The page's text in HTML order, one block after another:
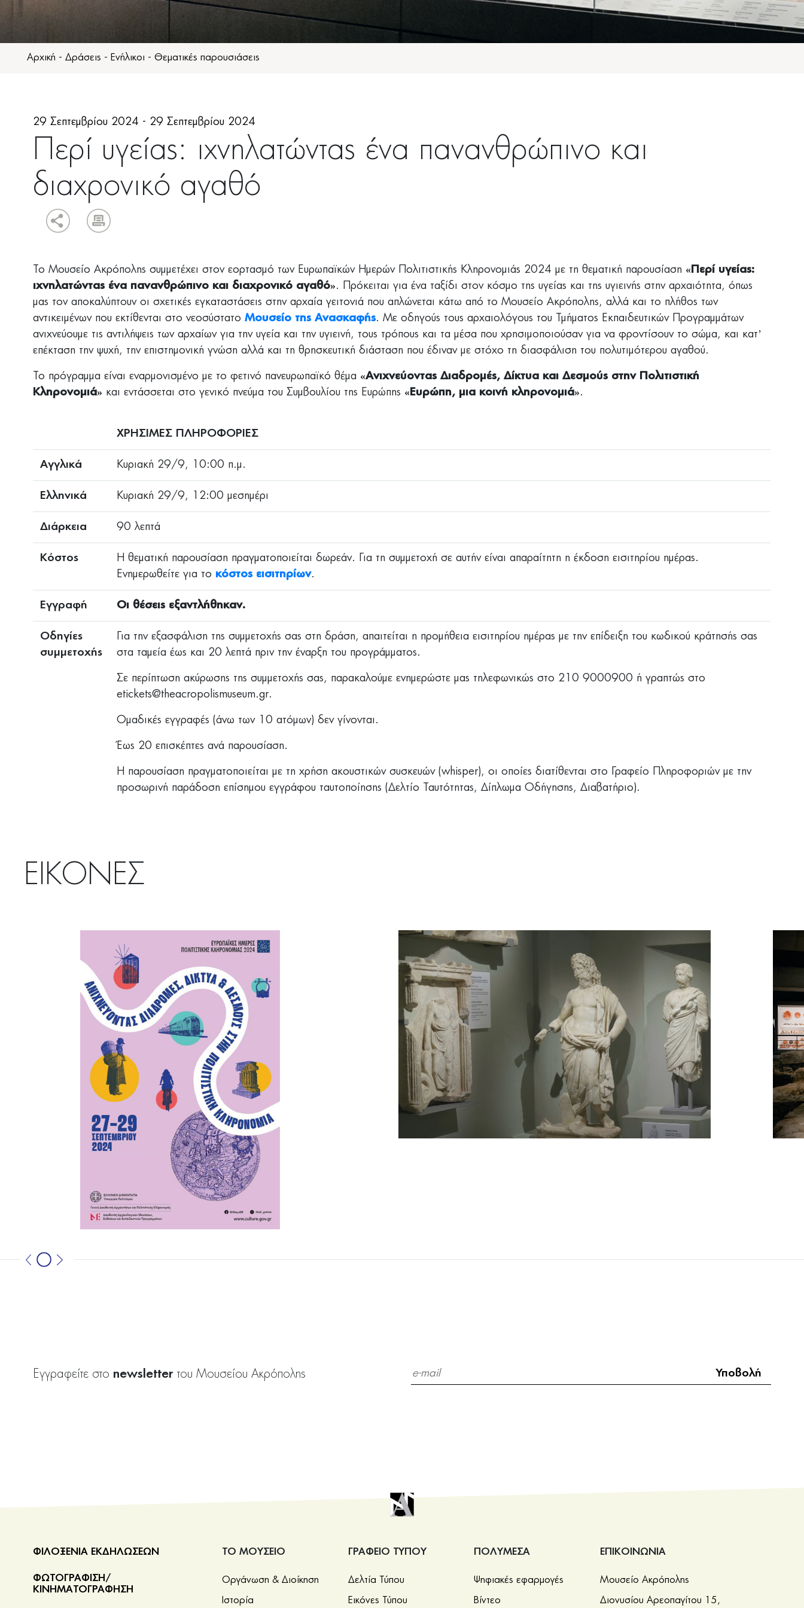
Αρχική - Δράσεις - Ενήλικοι - Θεματικές παρουσιάσεις
29 Σεπτεμβρίου 2024 - 29 Σεπτεμβρίου 2024
Περί υγείας: ιχνηλατώντας ένα πανανθρώπινο και
διαχρονικό αγαθό
Το Μουσείο Ακρόπολης συμμετέχει στον εορτασμό των Ευρωπαϊκών Ημερών Πολιτιστικής Κληρονομιάς 2024 με τη θεματική παρουσίαση «Περί υγείας:
ιχνηλατώντας ένα πανανθρώπινο και διαχρονικό αγαθό». Πρόκειται για ένα ταξίδι στον κόσμο της υγείας και της υγιεινής στην αρχαιότητα, όπως
μας τον αποκαλύπτουν οι σχετικές εγκαταστάσεις στην αρχαία γειτονιά που απλώνεται κάτω από το Μουσείο Ακρόπολης, αλλά και το πλήθος των
αντικειμένων που εκτίθενται στο νεοσύστατοΜουσείο της Ανασκαφής. Με οδηγούς τους αρχαιολόγους του Τμήματος Εκπαιδευτικών Προγραμμάτων
ανιχνεύουμε τις αντιλήψεις των αρχαίων για την υγεία και την υγιεινή, τους τρόπους και τα μέσα που χρησιμοποιούσαν για να φροντίσουν το σώμα, και κατ’
επέκταση την ψυχή, την επιστημονική γνώση αλλά και τη θρησκευτική διάσταση που έδιναν με στόχο τη διασφάλιση του πολυτιμότερου αγαθού.
Το πρόγραμμα είναι εναρμονισμένο με το φετινό πανευρωπαϊκό θέμα «Ανιχνεύοντας Διαδρομές, Δίκτυα και Δεσμούς στην Πολιτιστική
Κληρονομιά» και εντάσσεται στο γενικό πνεύμα του Συμβουλίου της Ευρώπης «Ευρώπη, μια κοινή κληρονομιά».
ΧΡΗΣΙΜΕΣ ΠΛΗΡΟΦΟΡΙΕΣ
Αγγλικά Κυριακή 29/9, 10:00 π.μ.
Ελληνικά Κυριακή 29/9, 12:00 μεσημέρι
Διάρκεια 90 λεπτά
Κόστος
Η θεματική παρουσίαση πραγματοποιείται δωρεάν. Για τη συμμετοχή σε αυτήν είναι απαραίτητη η έκδοση εισιτηρίου ημέρας.
Ενημερωθείτε για το κόστος εισιτηρίων.
Εγγραφή Οι θέσεις εξαντλήθηκαν.
Οδηγίες
συμμετοχής
Για την εξασφάλιση της συμμετοχής σας στη δράση, απαιτείται η προμήθεια εισιτηρίου ημέρας με την επίδειξη του κωδικού κράτησής σας
στα ταμεία έως και 20 λεπτά πριν την έναρξη του προγράμματος.
Σε περίπτωση ακύρωσης της συμμετοχής σας, παρακαλούμε ενημερώστε μας τηλεφωνικώς στο 210 9000900 ή γραπτώς στο
etickets@theacropolismuseum.gr.
Ομαδικές εγγραφές (άνω των 10 ατόμων) δεν γίνονται.
Έως 20 επισκέπτες ανά παρουσίαση.
Η παρουσίαση πραγματοποιείται με τη χρήση ακουστικών συσκευών (whisper), οι οποίες διατίθενται στο Γραφείο Πληροφοριών με την
προσωρινή παράδοση επίσημου εγγράφου ταυτοποίησης (Δελτίο Ταυτότητας, Δίπλωμα Οδήγησης, Διαβατήριο).
ΕΙΚΟΝΕΣ
Εγγραφείτε στο newsletter του Μουσείου Ακρόπολης
ΦΙΛΟΞΕΝΙΑ ΕΚΔΗΛΩΣΕΩΝ
ΦΩΤΟΓΡΑΦΙΣΗ/
ΚΙΝΗΜΑΤΟΓΡΑΦΗΣΗ
ΤΟ ΜΟΥΣΕΙΟ
Οργάνωση & Διοίκηση
Ιστορία
ΓΡΑΦΕΙΟ ΤΥΠΟΥ
Δελτία Τύπου
Εικόνες Τύπου
ΠΟΛΥΜΕΣΑ
Ψηφιακές εφαρμογές
Βίντεο
ΕΠΙΚΟΙΝΩΝΙΑ
Μουσείο Ακρόπολης
Διονυσίου Αρεοπαγίτου 15,